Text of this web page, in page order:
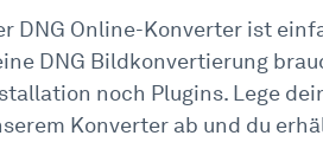
DNG Online-Konverter ist
DNG Bildkonvertierung
noch Plugins. Lege
Konverter ab und du